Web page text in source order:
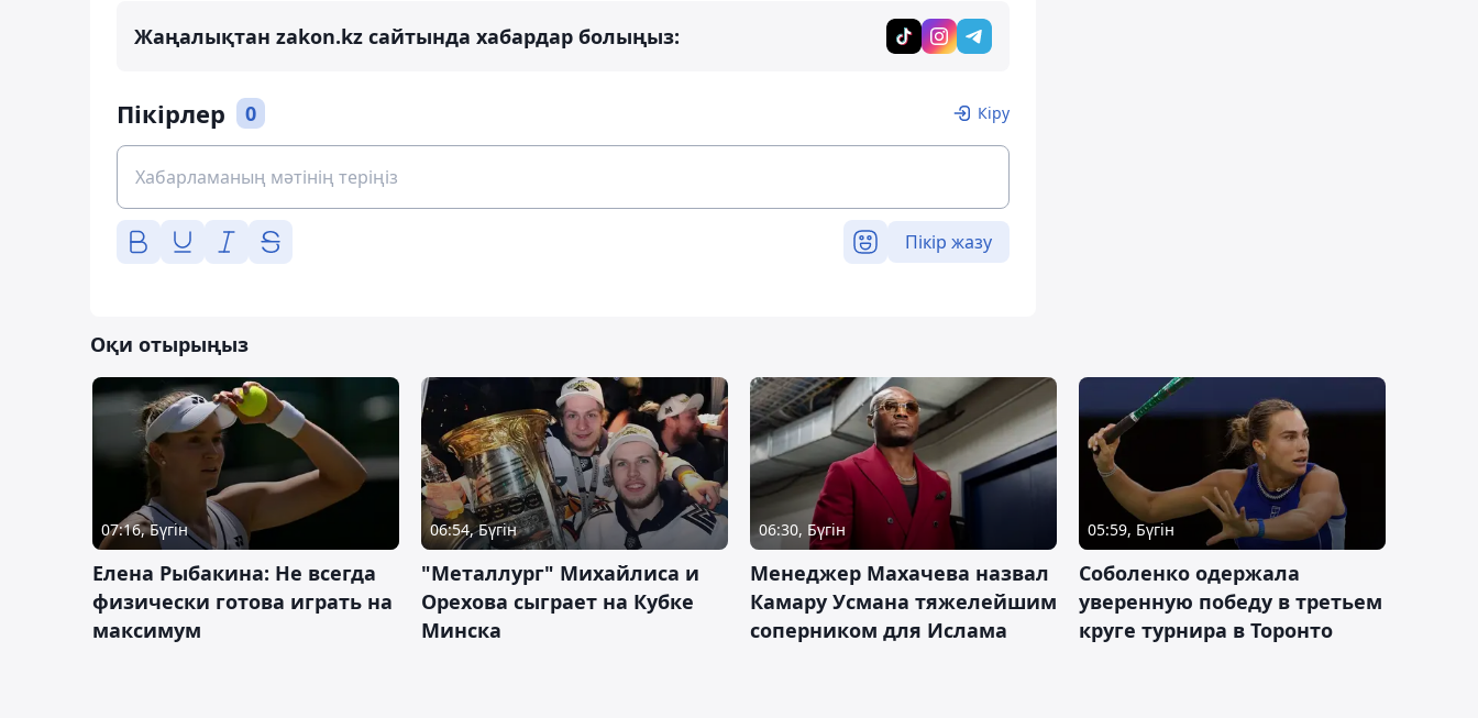
Жаңалықтан zakon.kz сайтында хабардар болыңыз:
Пікірлер 0 Кіру
Пікір жазу
Оқи отырыңыз
07:16, Бүгін
Елена Рыбакина: Не всегда
физически готова играть на
максимум
06:54, Бүгін
"Металлург" Михайлиса и
Орехова сыграет на Кубке
Минска
06:30, Бүгін
Менеджер Махачева назвал
Камару Усмана тяжелейшим
соперником для Ислама
05:59, Бүгін
Соболенко одержала
уверенную победу в третьем
круге турнира в Торонто